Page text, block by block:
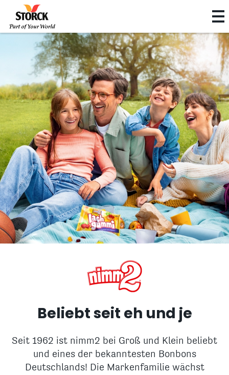
Beliebt seit eh und je
Seit 1962 ist nimm2 bei Groß und Klein beliebt
und eines der bekanntesten Bonbons
Deutschlands! Die Markenfamilie wächst